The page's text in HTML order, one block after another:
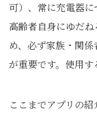
可）、常に充電器
高齢者自身にゆだ
め、必ず家族・関
が重要です。使用す
ここまでアプリの